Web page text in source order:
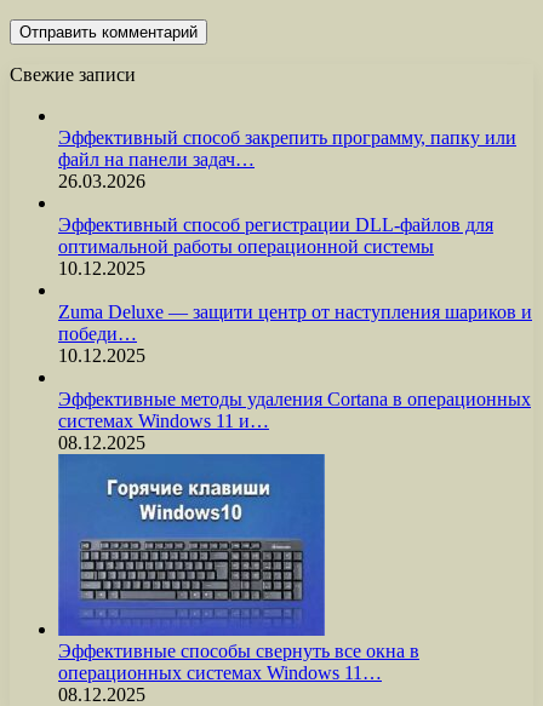
Свежие записи
Эффективный способ закрепить программу, папку или
файл на панели задач…
26.03.2026
Эффективный способ регистрации DLL-файлов для
оптимальной работы операционной системы
10.12.2025
Zuma Deluxe — защити центр от наступления шариков и
победи…
10.12.2025
Эффективные методы удаления Cortana в операционных
системах Windows 11 и…
08.12.2025
Эффективные способы свернуть все окна в
операционных системах Windows 11…
08.12.2025